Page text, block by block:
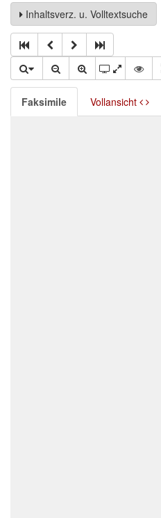
Inhaltsverz. u. Volltextsuche
Faksimile Vollansicht